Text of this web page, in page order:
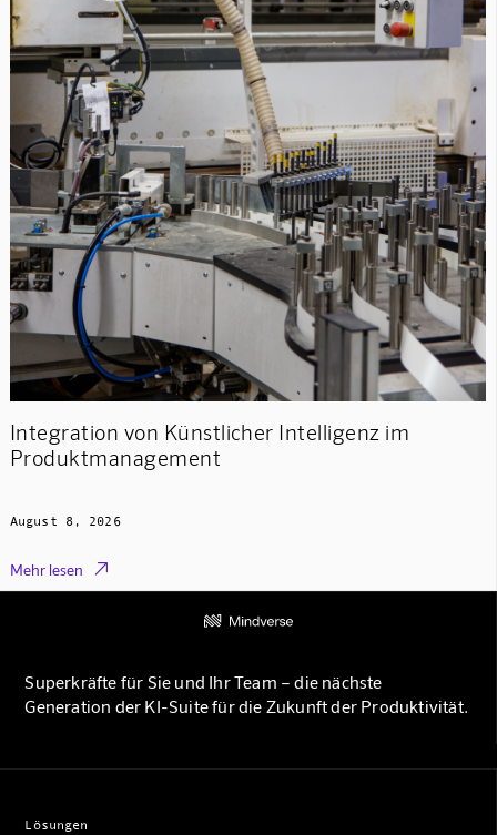
Integration von Künstlicher Intelligenz im
Produktmanagement
August 8, 2026
Mehr lesen 
Superkräfte für Sie und Ihr Team – die nächste
Generation der KI-Suite für die Zukunft der Produktivität.
Lösungen